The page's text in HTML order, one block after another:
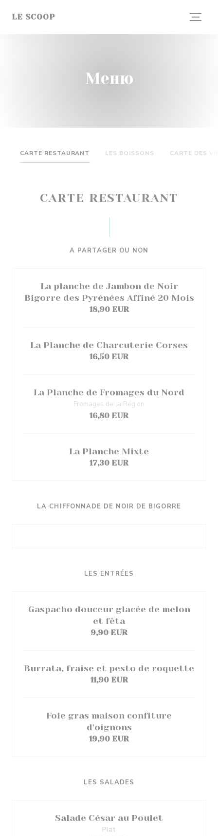
LE SCOOP
Меню
CARTE RESTAURANT LES BOISSONS CARTE DES
CARTE RESTAURANT
A PARTAGER OU NON
La planche de Jambon de Noir
Bigorre des Pyrénées Affiné 20 Mois
18,90 EUR
La Planche de Charcuterie Corses
16,50 EUR
La Planche de Fromages du Nord
Fromages de la Région
16,80 EUR
La Planche Mixte
17,30 EUR
LA CHIFFONNADE DE NOIR DE BIGORRE
LES ENTRÉES
Gaspacho douceur glacée de melon
et fêta
9,90 EUR
Burrata, fraise et pesto de roquette
11,90 EUR
Foie gras maison confiture
d'oignons
19,90 EUR
LES SALADES
Salade César au Poulet
Plat